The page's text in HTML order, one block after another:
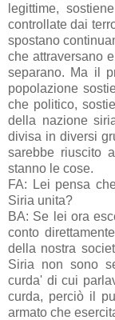
legittime,
controllate dai
spostano
che attraversano
separano. Ma il
popolazione
che politico,
della nazione
divisa in diversi
sarebbe riuscito
stanno le cose.
FA: Lei pensa
Siria unita?
BA: Se lei ora
conto
della nostra
Siria non sono
curda' di cui
curda, perciò il
armato che